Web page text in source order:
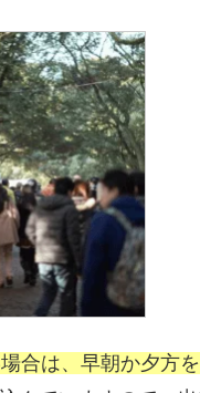
合は、早朝か夕方を